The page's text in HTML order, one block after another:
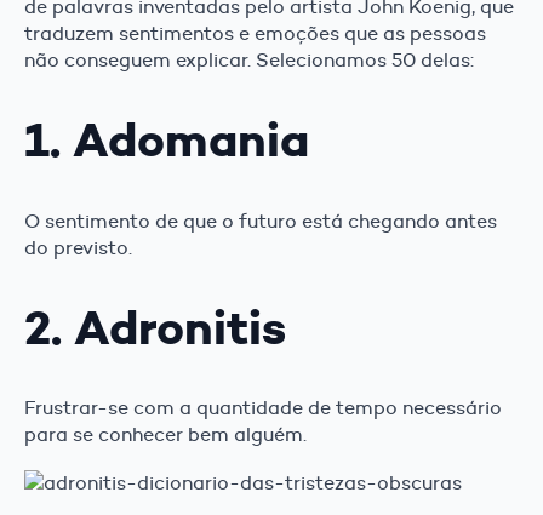
de palavras inventadas pelo artista John Koenig, que
traduzem sentimentos e emoções que as pessoas
não conseguem explicar. Selecionamos 50 delas:
1. Adomania
O sentimento de que o futuro está chegando antes
do previsto.
2. Adronitis
Frustrar-se com a quantidade de tempo necessário
para se conhecer bem alguém.